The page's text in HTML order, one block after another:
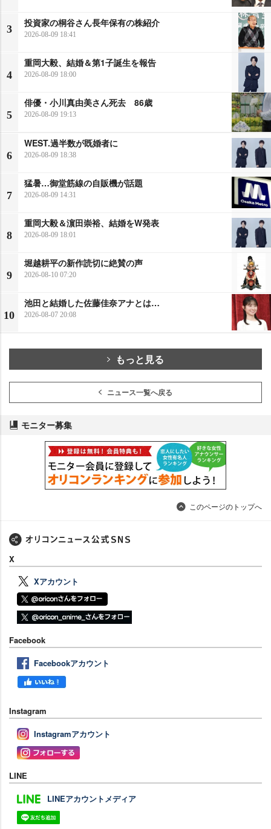
3
投資家の桐谷さん長年保有の株紹介
2026-08-09 18:41
4
重岡大毅、結婚＆第1子誕生を報告
2026-08-09 18:00
5
俳優・小川真由美さん死去 86歳
2026-08-09 19:13
6
WEST.過半数が既婚者に
2026-08-09 18:38
7
猛暑…御堂筋線の自販機が話題
2026-08-09 14:31
8
重岡大毅＆濵田崇裕、結婚をW発表
2026-08-09 18:01
9
堀越耕平の新作読切に絶賛の声
2026-08-10 07:20
10
池田と結婚した佐藤佳奈アナとは…
2026-08-07 20:08
もっと見る
ニュース一覧へ戻る
モニター募集
このページのトップへ
X
Xアカウント
Facebook
Facebookアカウント
Instagram
Instagramアカウント
LINE
LINEアカウントメディア